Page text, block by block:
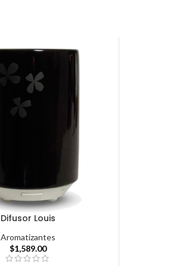
Difusor Louis
Aromatizantes
$1,589.00